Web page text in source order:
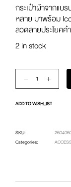
กระเป๋าผ้าจากแบ
หลาย มาพร้อม
ลวดลายประโยคค
2 in stock
Everyday Tote
ADD TO WISHLIST
SKU:
Categories: